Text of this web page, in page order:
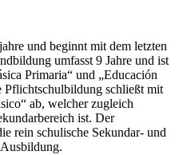
und beginnt mit dem letzten
umfasst 9 Jahre und ist
Primaria“ und „Educación
Pflichtschulbildung schließt mit
ab, welcher zugleich
ist. Der
rein schulische Sekundar- und